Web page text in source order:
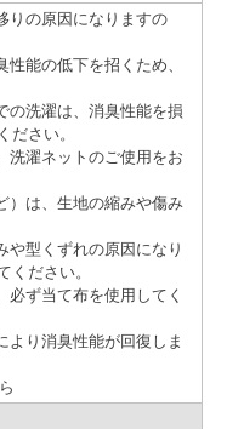
りの原因になりますの
能の低下を招くため、
の洗濯は、消臭性能を損
ださい。
洗濯ネットのご使用をお
）は、生地の縮みや傷み
や型くずれの原因になり
ください。
ず当て布を使用してく
より消臭性能が回復しま